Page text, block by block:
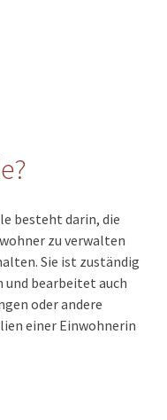
besteht darin, die
zu verwalten
Sie ist zuständig
und bearbeitet auch
oder andere
einer Einwohnerin